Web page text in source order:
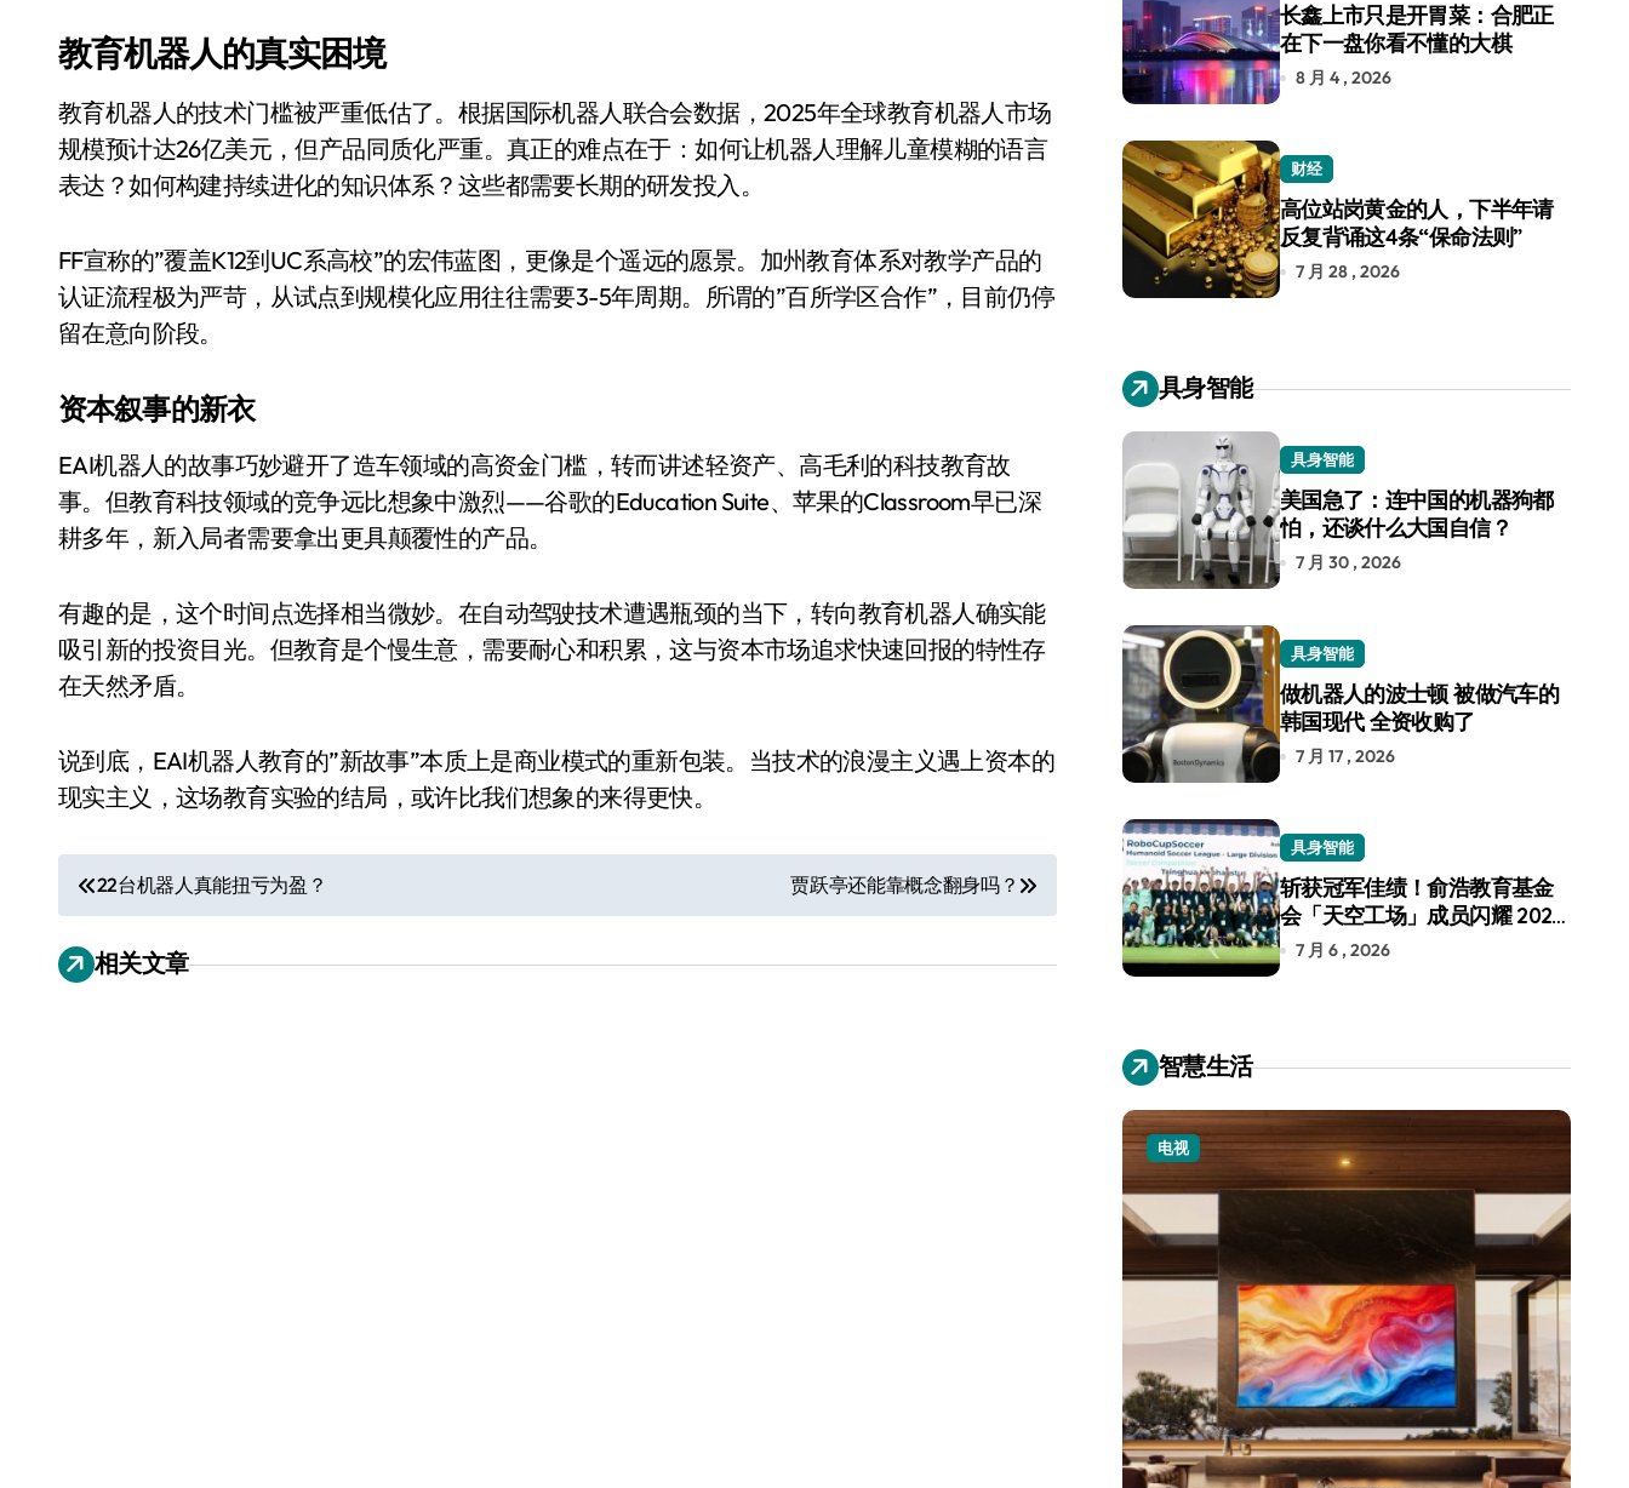
轻到忽略不计 大疆Mini 2S内录实测，值不值得冲？
从“卖电视”到“定规则”：海信拿下RGB-Mini LED全球话语权
对不起胖东来，我先不学了——永辉的“休克疗法”宣告暂停
国际首次！中国钙钛矿探测器太空“开箱”，一边探测射线一边光伏发电
长鑫上市只是开胃菜：合肥正在下一盘你看不懂的大棋
AirTag 新版到底香不香？一篇帮你避坑+种草
苹果三星偷偷在用的“无感切换”，索尼Bose却学不会？一文讲透
追觅清洁电器全球累计出货量破4000万台，技术创新驱动多品类增长
教育机器人的真实困境
教育机器人的技术门槛被严重低估了。根据国际机器人联合会数据，2025年全球教育机器人市场
规模预计达26亿美元，但产品同质化严重。真正的难点在于：如何让机器人理解儿童模糊的语言
表达？如何构建持续进化的知识体系？这些都需要长期的研发投入。
FF宣称的”覆盖K12到UC系高校”的宏伟蓝图，更像是个遥远的愿景。加州教育体系对教学产品的
认证流程极为严苛，从试点到规模化应用往往需要3-5年周期。所谓的”百所学区合作”，目前仍停
留在意向阶段。
资本叙事的新衣
EAI机器人的故事巧妙避开了造车领域的高资金门槛，转而讲述轻资产、高毛利的科技教育故
事。但教育科技领域的竞争远比想象中激烈——谷歌的Education Suite、苹果的Classroom早已深
耕多年，新入局者需要拿出更具颠覆性的产品。
有趣的是，这个时间点选择相当微妙。在自动驾驶技术遭遇瓶颈的当下，转向教育机器人确实能
吸引新的投资目光。但教育是个慢生意，需要耐心和积累，这与资本市场追求快速回报的特性存
在天然矛盾。
说到底，EAI机器人教育的”新故事”本质上是商业模式的重新包装。当技术的浪漫主义遇上资本的
现实主义，这场教育实验的结局，或许比我们想象的来得更快。
文
章
导
22台机器人真能扭亏为盈？ 贾跃亭还能靠概念翻身吗？
相关文章
长鑫上市只是开胃菜：合肥正
在下一盘你看不懂的大棋
8 月 4 , 2026
财经
高位站岗黄金的人，下半年请
反复背诵这4条“保命法则”
7 月 28 , 2026
具身智能
具身智能
美国急了：连中国的机器狗都
怕，还谈什么大国自信？
7 月 30 , 2026
具身智能
做机器人的波士顿 被做汽车的
韩国现代 全资收购了
7 月 17 , 2026
具身智能
斩获冠军佳绩！俞浩教育基金
会「天空工场」成员闪耀 2026
RoboCup 机器人世界杯
7 月 6 , 2026
智慧生活
电视